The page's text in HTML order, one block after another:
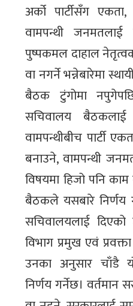
अर्को पार्टीसँग
वामपन्थी
पुष्पकमल दाहाल
वा नगर्ने भन्नेबारेमा
बैठक टुंगोमा
सचिवालय बैठकलाई
वामपन्थीबीच पार्टी
बनाउने, वामपन्थी
विषयमा हिजो पनि काम
बैठकले यसबारे निर्णय
सचिवालयलाई
विभाग प्रमुख एवं
उनका अनुसार चाँडै
निर्णय गर्नेछ। वर्तमान